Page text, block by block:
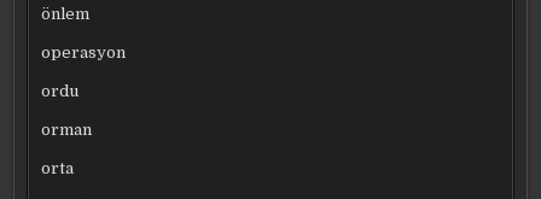
önlem
operasyon
ordu
orman
orta